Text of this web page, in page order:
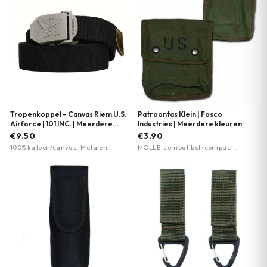
Tropenkoppel – Canvas Riem U.S.
Airforce | 101 INC. | Meerdere
kleuren
€9.50
100% katoen/canvas · Metalen
Patroontas Klein | Fosco
Industries | Meerdere kleuren
€3.90
MOLLE-compatibel · compact